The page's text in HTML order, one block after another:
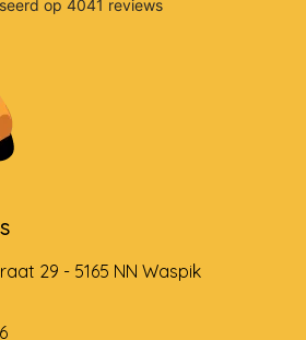
29 - 5165 NN Waspik